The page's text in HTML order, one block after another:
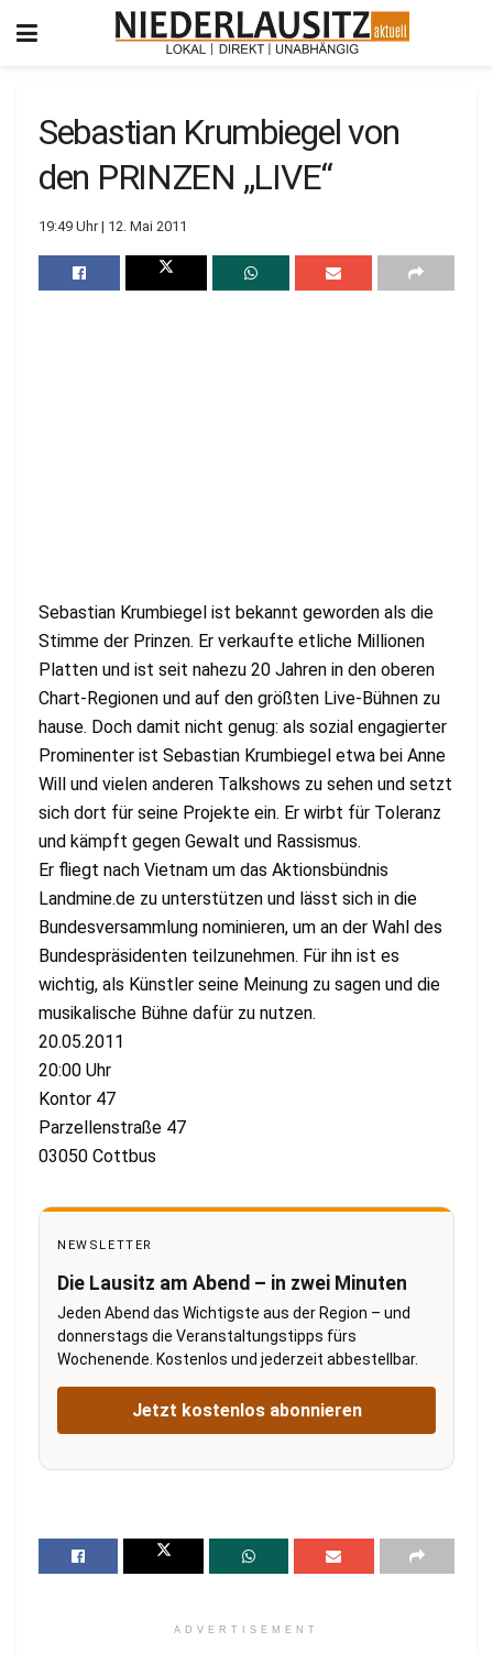
Sebastian Krumbiegel von
den PRINZEN „LIVE“
19:49 Uhr | 12. Mai 2011
Sebastian Krumbiegel ist bekannt geworden als die
Stimme der Prinzen. Er verkaufte etliche Millionen
Platten und ist seit nahezu 20 Jahren in den oberen
Chart-Regionen und auf den größten Live-Bühnen zu
hause. Doch damit nicht genug: als sozial engagierter
Prominenter ist Sebastian Krumbiegel etwa bei Anne
Will und vielen anderen Talkshows zu sehen und setzt
sich dort für seine Projekte ein. Er wirbt für Toleranz
und kämpft gegen Gewalt und Rassismus.
Er fliegt nach Vietnam um das Aktionsbündnis
Landmine.de zu unterstützen und lässt sich in die
Bundesversammlung nominieren, um an der Wahl des
Bundespräsidenten teilzunehmen. Für ihn ist es
wichtig, als Künstler seine Meinung zu sagen und die
musikalische Bühne dafür zu nutzen.
20.05.2011
20:00 Uhr
Kontor 47
Parzellenstraße 47
03050 Cottbus
NEWSLETTER
Die Lausitz am Abend – in zwei Minuten
Jeden Abend das Wichtigste aus der Region – und
donnerstags die Veranstaltungstipps fürs
Wochenende. Kostenlos und jederzeit abbestellbar.
Jetzt kostenlos abonnieren
ADVERTISEMENT